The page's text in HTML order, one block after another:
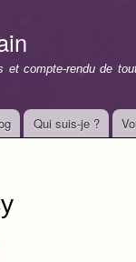
et compte-rendu de
Qui suis-je ?